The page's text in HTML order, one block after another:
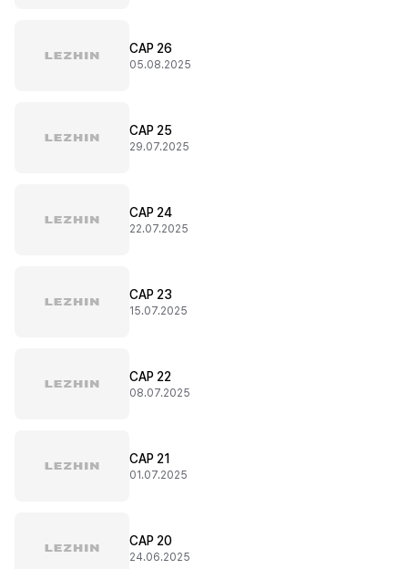
CAP 26
05.08.2025
CAP 25
29.07.2025
CAP 24
22.07.2025
CAP 23
15.07.2025
CAP 22
08.07.2025
CAP 21
01.07.2025
CAP 20
24.06.2025